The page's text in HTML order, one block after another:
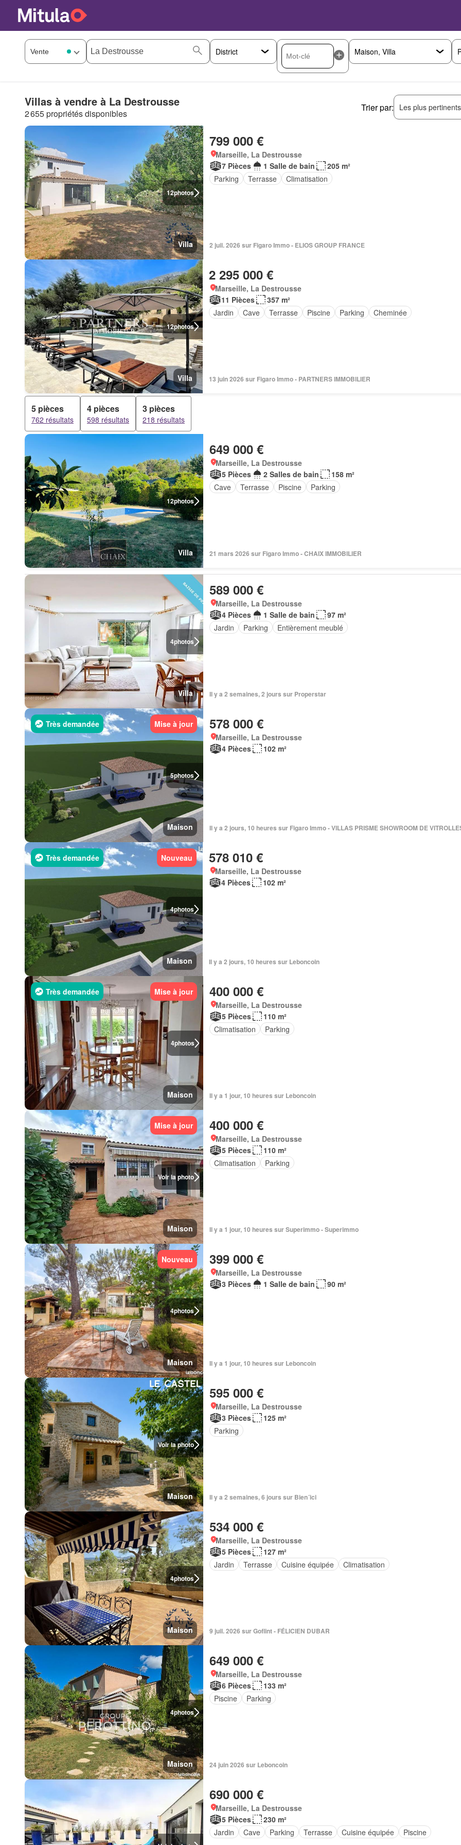
Villas à vendre à La Destrousse
2 655 propriétés disponibles
Trier par: Les plus
12photos
Villa
799 000 €
Marseille, La Destrousse
7 Pièces
1 Salle de bain
205 m²
Parking
Terrasse Climatisation
2 juil. 2026 sur Figaro Immo - ELIOS GROUP FRANCE
12photos
Villa
2 295 000 €
Marseille, La Destrousse
11 Pièces
357 m²
Jardin
Cave Terrasse Piscine Parking Cheminée
13 juin 2026 sur Figaro Immo - PARTNERS IMMOBILIER
5 pièces
762 résultats
4 pièces
598 résultats
3 pièces
218 résultats
12photos
Villa
649 000 €
Marseille, La Destrousse
5 Pièces
2 Salles de bain
158 m²
Cave
Terrasse Piscine Parking
21 mars 2026 sur Figaro Immo - CHAIX IMMOBILIER
4photos
Villa
589 000 €
Marseille, La Destrousse
4 Pièces
1 Salle de bain
97 m²
Jardin
Parking Entièrement meublé
Il y a 2 semaines, 2 jours sur Properstar
5photos
Très demandée Mise à jour
Maison
578 000 €
Marseille, La Destrousse
4 Pièces
102 m²
Il y a 2 jours, 10 heures sur Figaro Immo - VILLAS PRISME SHOWROOM DE
4photos
Très demandée Nouveau
Maison
578 010 €
Marseille, La Destrousse
4 Pièces
102 m²
Il y a 2 jours, 10 heures sur Leboncoin
4photos
Très demandée Mise à jour
Maison
400 000 €
Marseille, La Destrousse
5 Pièces
110 m²
Climatisation
Parking
Il y a 1 jour, 10 heures sur Leboncoin
Voir la photo
Mise à jour
Maison
400 000 €
Marseille, La Destrousse
5 Pièces
110 m²
Climatisation
Parking
Il y a 1 jour, 10 heures sur Superimmo - Superimmo
4photos
Nouveau
Maison
399 000 €
Marseille, La Destrousse
3 Pièces
1 Salle de bain 90 m²
Il y a 1 jour, 10 heures sur Leboncoin
Voir la photo
Maison
595 000 €
Marseille, La Destrousse
3 Pièces
125 m²
Parking
Il y a 2 semaines, 6 jours sur Bien´ici
4photos
Maison
534 000 €
Marseille, La Destrousse
5 Pièces
127 m²
Jardin
Terrasse Cuisine équipée Climatisation
9 juil. 2026 sur Goflint - FÉLICIEN DUBAR
4photos
Maison
649 000 €
Marseille, La Destrousse
6 Pièces
133 m²
Piscine
Parking
24 juin 2026 sur Leboncoin
690 000 €
Marseille, La Destrousse
5 Pièces
230 m²
Jardin
Cave Parking Terrasse Cuisine équipée Piscine